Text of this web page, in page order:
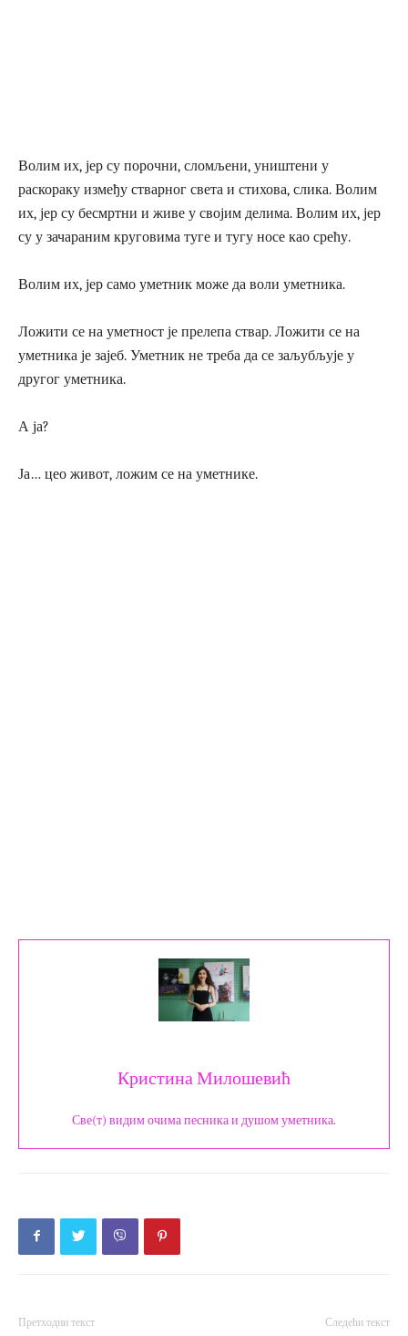
Волим их, јер су порочни, сломљени, уништени у
раскораку између стварног света и стихова, слика. Волим
их, јер су бесмртни и живе у својим делима. Волим их, јер
су у зачараним круговима туге и тугу носе као срећу.
Волим их, јер само уметник може да воли уметника.
Ложити се на уметност је прелепа ствар. Ложити се на
уметника је зајеб. Уметник не треба да се заљубљује у
другог уметника.
А ја?
Ја… цео живот, ложим се на уметнике.
Кристина Милошевић
Све(т) видим очима песника и душом уметника.
Претходни текст Следећи текст